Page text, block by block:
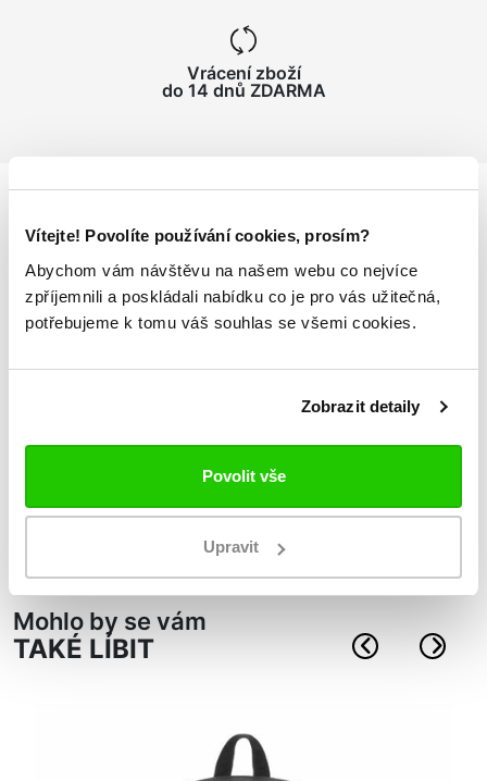
Vítejte! Povolíte používání cookies, prosím?
Abychom vám návštěvu na našem webu co nejvíce
zpříjemnili a poskládali nabídku co je pro vás užitečná,
potřebujeme k tomu váš souhlas se všemi cookies.
Zobrazit detaily
Povolit vše
Upravit
Vrácení zboží
do 14 dnů ZDARMA
Podrobnostio produktu
Batoh Gamberto
velikost M: 31 × 15 × 48,5 cm
vnitřní přihrádka na notebook a dno z PVC s
diamantovou strukturou
popruhu tištěný nápis Kappa
Mohlo by se vám
TAKÉ LÍBIT